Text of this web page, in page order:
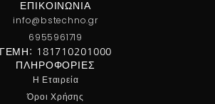
ΕΠΙΚΟΙΝΩΝΊΑ
info@bstechno.gr
6955961719
ΓΕΜΗ: 181710201000
ΠΛΗΡΟΦΟΡΊΕΣ
Η Εταιρεία
Όροι Χρήσης